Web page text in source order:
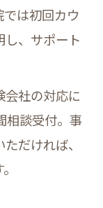
は初回カウ
し、サポート
社の対応に
相談受付。事
だければ、